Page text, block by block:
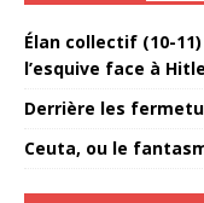
Élan collectif (10-
l’esquive face à
Derrière les
Ceuta, ou le